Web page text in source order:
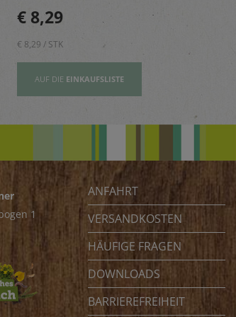
Vitamin E und wertovllen
Omega-3-Fettsäuren
€ 8,29
€ 8,29 / STK
AUF DIE EINKAUFSLISTE
1
ANFAHRT
VERSANDKOSTEN
HÄUFIGE FRAGEN
DOWNLOADS
BARRIEREFREIHEIT